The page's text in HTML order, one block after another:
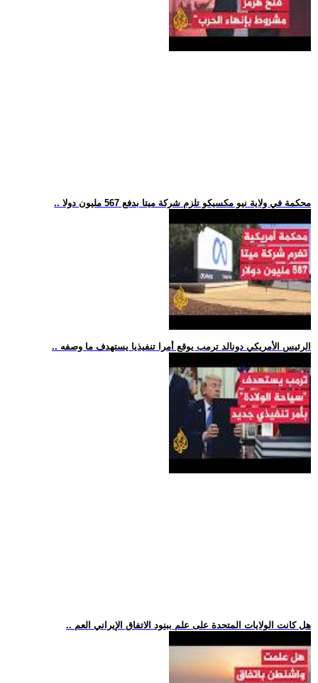
.. محكمة في ولاية نيو مكسيكو تلزم شركة ميتا بدفع 567 مليون دولا
.. الرئيس الأمريكي دونالد ترمب يوقع أمرا تنفيذيا يستهدف ما وصفه
.. هل كانت الولايات المتحدة على علم ببنود الاتفاق الإيراني العم